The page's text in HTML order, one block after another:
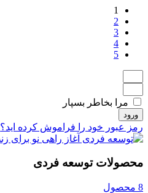
1
2
3
4
5
مرا بخاطر بسپار
ورود
رمز عبور خود را فراموش کرده اید؟
محصولات توسعه فردی
8 محصول